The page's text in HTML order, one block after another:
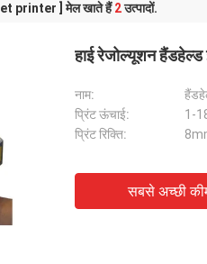
printer ] मेल खाते हैं2उत्पादों.
हाई रेजोल्यूशन
नाम:
प्रिंट ऊंचाई:
1-
प्रिंट रिक्ति:
सबसे अच्छी